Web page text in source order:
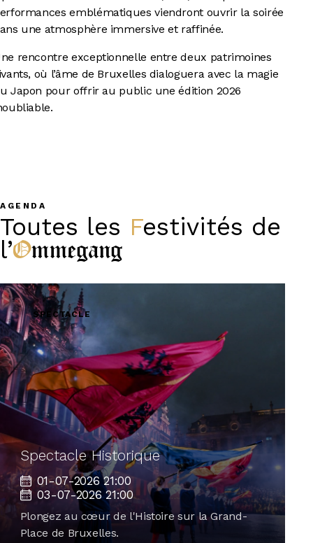
emblématiques viendront ouvrir la soirée
une atmosphère immersive et raffinée.
rencontre exceptionnelle entre deux patrimoines
où l’âme de Bruxelles dialoguera avec la magie
Japon pour offrir au public une édition 2026
AGENDA
Toutes les Festivités de
l’ Ommegang
SPECTACLE
Spectacle Historique
01-07-2026 21:00
03-07-2026 21:00
Plongez au cœur de l'Histoire sur la Grand-
Place de Bruxelles.